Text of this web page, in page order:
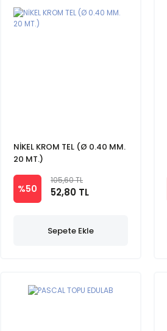
NİKEL KROM TEL (Ø 0.40 MM.
20 MT.)
%50
105,60 TL
52,80 TL
Sepete Ekle